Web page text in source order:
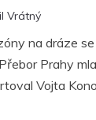
Vrátný
na dráze
Prahy
Vojta